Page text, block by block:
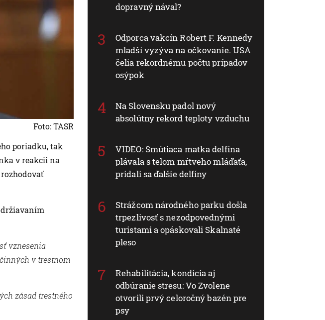
Foto: TASR
poriadku, tak
v reakcii na
vznesenia
v trestnom
zásad trestného
dopravný nával?
Odporca vakcín Robert F. Kennedy
mladší vyzýva na očkovanie. USA
čelia rekordnému počtu prípadov
osýpok
Na Slovensku padol nový
absolútny rekord teploty vzduchu
VIDEO: Smútiaca matka delfína
plávala s telom mŕtveho mláďaťa,
pridali sa ďalšie delfíny
Strážcom národného parku došla
trpezlivosť s nezodpovednými
turistami a opáskovali Skalnaté
pleso
Rehabilitácia, kondícia aj
odbúranie stresu: Vo Zvolene
otvorili prvý celoročný bazén pre
psy